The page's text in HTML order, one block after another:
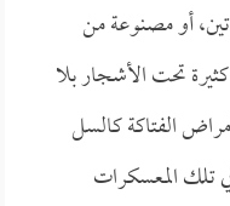
أو مصنوعة من
تحت الأشجار بلا
الفتاكة كالسل
تلك المعسكرات